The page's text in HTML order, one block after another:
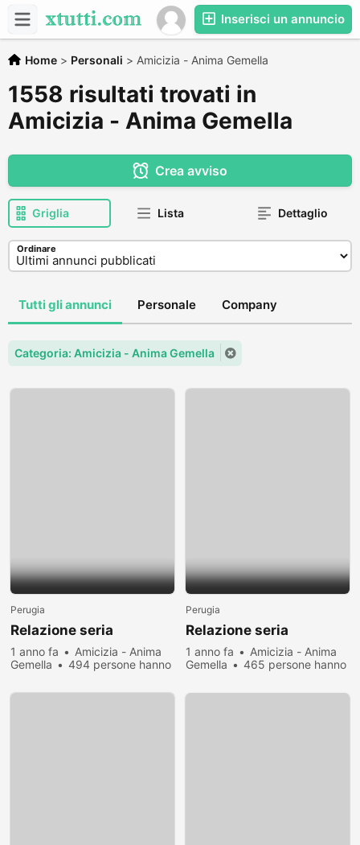
Inserisci un annuncio
Home > Personali > Amicizia - Anima Gemella
1558 risultati trovati in
Amicizia - Anima Gemella
Crea avviso
Griglia Lista Dettaglio
Ordinare
Tutti gli annunci Personale Company
Categoria: Amicizia - Anima Gemella
Perugia
Relazione seria
1 anno fa
Amicizia - Anima
Gemella
494 persone hanno
Perugia
Relazione seria
1 anno fa
Amicizia - Anima
Gemella
465 persone hanno